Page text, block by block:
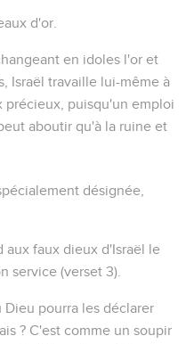
d'or.
en idoles l'or et
Israël travaille lui-même à
précieux, puisqu'un emploi
aboutir qu'à la ruine et
désignée,
aux faux dieux d'Israël le
service (verset 3).
Dieu pourra les déclarer
? C'est comme un soupir